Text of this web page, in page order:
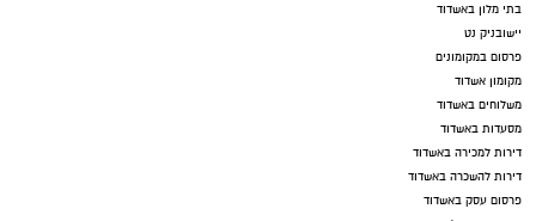
בתי מלון באשדוד
יישובניק נט
פרסום במקומונים
מקומון אשדוד
משלוחים באשדוד
מסעדות באשדוד
דירות למכירה באשדוד
דירות להשכרה באשדוד
פרסום עסק באשדוד